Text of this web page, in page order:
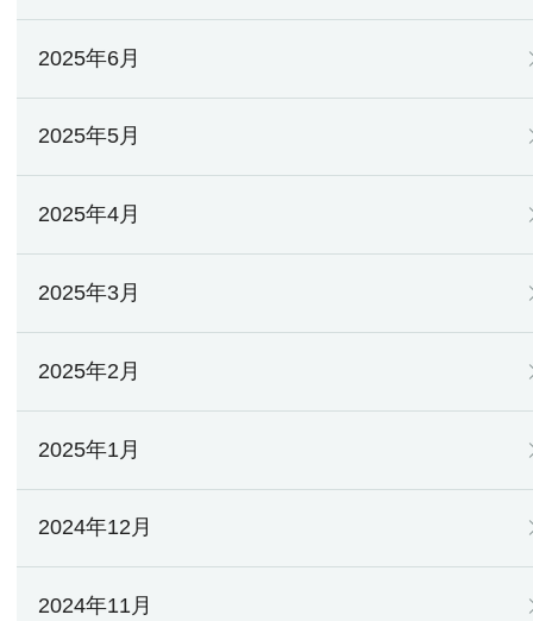
2025年6月
2025年5月
2025年4月
2025年3月
2025年2月
2025年1月
2024年12月
2024年11月